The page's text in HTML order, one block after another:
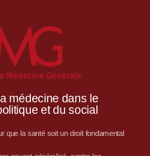
médecine dans le
et du social
que la santé soit un droit fondamental